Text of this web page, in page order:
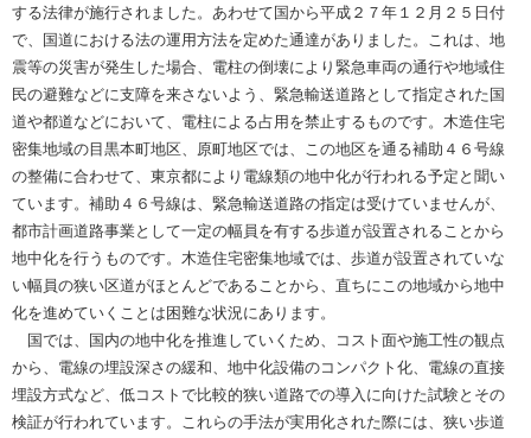
する法律が施行されました。あわせて国から平成２７年１２月２５日付
で、国道における法の運用方法を定めた通達がありました。これは、地
震等の災害が発生した場合、電柱の倒壊により緊急車両の通行や地域住
民の避難などに支障を来さないよう、緊急輸送道路として指定された国
道や都道などにおいて、電柱による占用を禁止するものです。木造住宅
密集地域の目黒本町地区、原町地区では、この地区を通る補助４６号線
の整備に合わせて、東京都により電線類の地中化が行われる予定と聞い
ています。補助４６号線は、緊急輸送道路の指定は受けていませんが、
都市計画道路事業として一定の幅員を有する歩道が設置されることから
地中化を行うものです。木造住宅密集地域では、歩道が設置されていな
い幅員の狭い区道がほとんどであることから、直ちにこの地域から地中
化を進めていくことは困難な状況にあります。
国では、国内の地中化を推進していくため、コスト面や施工性の観点
から、電線の埋設深さの緩和、地中化設備のコンパクト化、電線の直接
埋設方式など、低コストで比較的狭い道路での導入に向けた試験とその
検証が行われています。これらの手法が実用化された際には、狭い歩道